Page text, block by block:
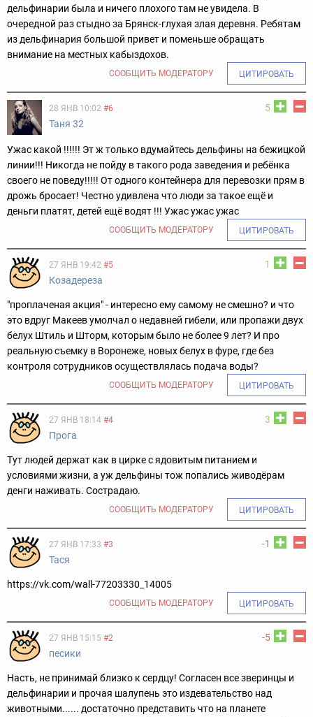
дельфинарии была и ничего плохого там не увидела. В
очередной раз стыдно за Брянск-глухая злая деревня. Ребятам
из дельфинария большой привет и поменьше обращать
внимание на местных кабыздохов.
СООБЩИТЬ МОДЕРАТОРУ ЦИТИРОВАТЬ
5
28 ЯНВ 10:02 #6
Таня 32
Ужас какой !!!!!! Эт ж только вдумайтесь дельфины на бежицкой
линии!!! Никогда не пойду в такого рода заведения и ребёнка
своего не поведу!!!!! От одного контейнера для перевозки прям в
дрожь бросает! Честно удивлена что люди за такое ещё и
деньги платят, детей ещё водят !!! Ужас ужас ужас
СООБЩИТЬ МОДЕРАТОРУ ЦИТИРОВАТЬ
1
27 ЯНВ 19:42 #5
Козадереза
"проплаченая акция" - интересно ему самому не смешно? и что
это вдруг Макеев умолчал о недавней гибели, или пропажи двух
белух Штиль и Шторм, которым было не более 9 лет? И про
реальную съемку в Воронеже, новых белух в фуре, где без
контроля сотрудников осуществлялась подача воды?
СООБЩИТЬ МОДЕРАТОРУ ЦИТИРОВАТЬ
3
27 ЯНВ 18:14 #4
Прога
Тут людей держат как в цирке с ядовитым питанием и
условиями жизни, а уж дельфины тож попались живодёрам
денги наживать. Сострадаю.
СООБЩИТЬ МОДЕРАТОРУ ЦИТИРОВАТЬ
-1
27 ЯНВ 17:33 #3
Таcя
https://vk.com/wall-77203330_14005
СООБЩИТЬ МОДЕРАТОРУ ЦИТИРОВАТЬ
-5
27 ЯНВ 15:15 #2
песики
Насть, не принимай близко к сердцу! Согласен все зверинцы и
дельфинарии и прочая шалупень это издевательство над
животными...... достаточно представить что на планете